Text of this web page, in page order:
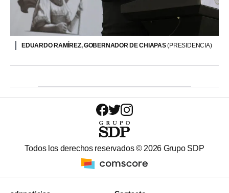
EDUARDO RAMÍREZ, GOBERNADOR DE CHIAPAS(PRESIDENCIA)
Todos los derechos reservados © 2026 Grupo SDP